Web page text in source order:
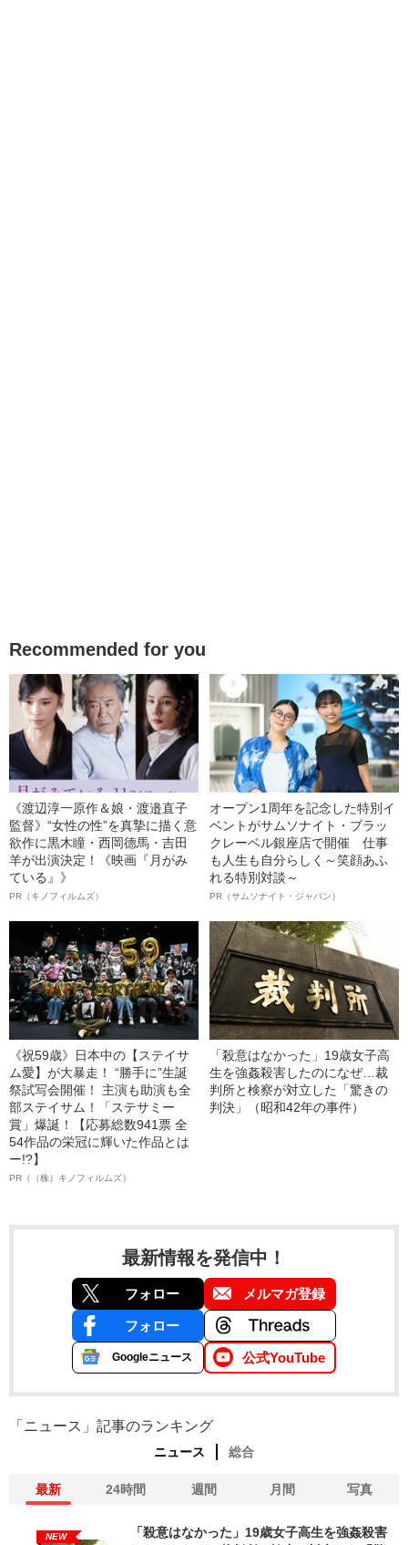
Recommended for you
《渡辺淳一原作＆娘・渡邉直子
監督》“女性の性”を真摯に描く意
欲作に黒木瞳・西岡德馬・吉田
羊が出演決定！《映画『月がみ
ている』》
PR（キノフィルムズ）
オープン1周年を記念した特別イ
ベントがサムソナイト・ブラッ
クレーベル銀座店で開催 仕事
も人生も自分らしく～笑顔あふ
れる特別対談～
PR（サムソナイト・ジャパン）
《祝59歳》日本中の【ステイサ
ム愛】が大暴走！ “勝手に”生誕
祭試写会開催！ 主演も助演も全
部ステイサム！「ステサミー
賞」爆誕！【応募総数941票 全
54作品の栄冠に輝いた作品とは
ー!?】
PR（（株）キノフィルムズ）
「殺意はなかった」19歳女子高
生を強姦殺害したのになぜ…裁
判所と検察が対立した「驚きの
判決」（昭和42年の事件）
最新情報を発信中！
フォロー メルマガ登録
フォロー
Googleニュース 公式YouTube
「ニュース」記事のランキング
ニュース 総合
最新 24時間 週間 月間 写真
NEW
「殺意はなかった」19歳女子高生を強姦殺害